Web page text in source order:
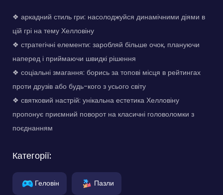
❖ аркадний стиль гри: насолоджуйся динамічними діями в
цій грі на тему Хелловіну
❖ стратегічні елементи: заробляй більше очок, плануючи
наперед і приймаючи швидкі рішення
❖ соціальні змагання: борись за топові місця в рейтингах
проти друзів або будь-кого з усього світу
❖ святковий настрій: унікальна естетика Хелловіну
пропонує приємний поворот на класичні головоломки з
поєднанням
Категорії:
Геловін Пазли